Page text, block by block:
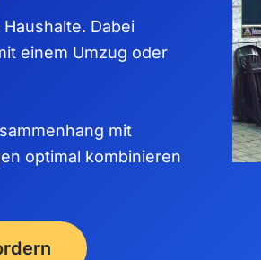
Dabei
einem Umzug oder
mit
optimal kombinieren